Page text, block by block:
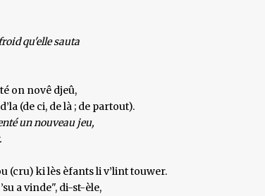
qu'elle sauta
on novê djeû,
(de ci, de là ; de partout).
un nouveau jeu,
(cru) ki lès èfants li v’lint touwer.
a vinde", di-st-èle,